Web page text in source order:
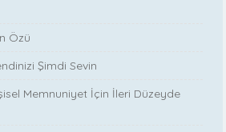
Özü
Şimdi Sevin
Memnuniyet İçin İleri Düzeyde